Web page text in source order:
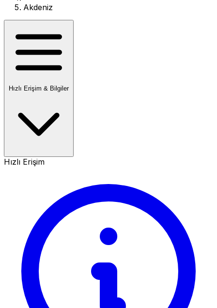
Akdeniz
Hızlı Erişim & Bilgiler
Hızlı Erişim